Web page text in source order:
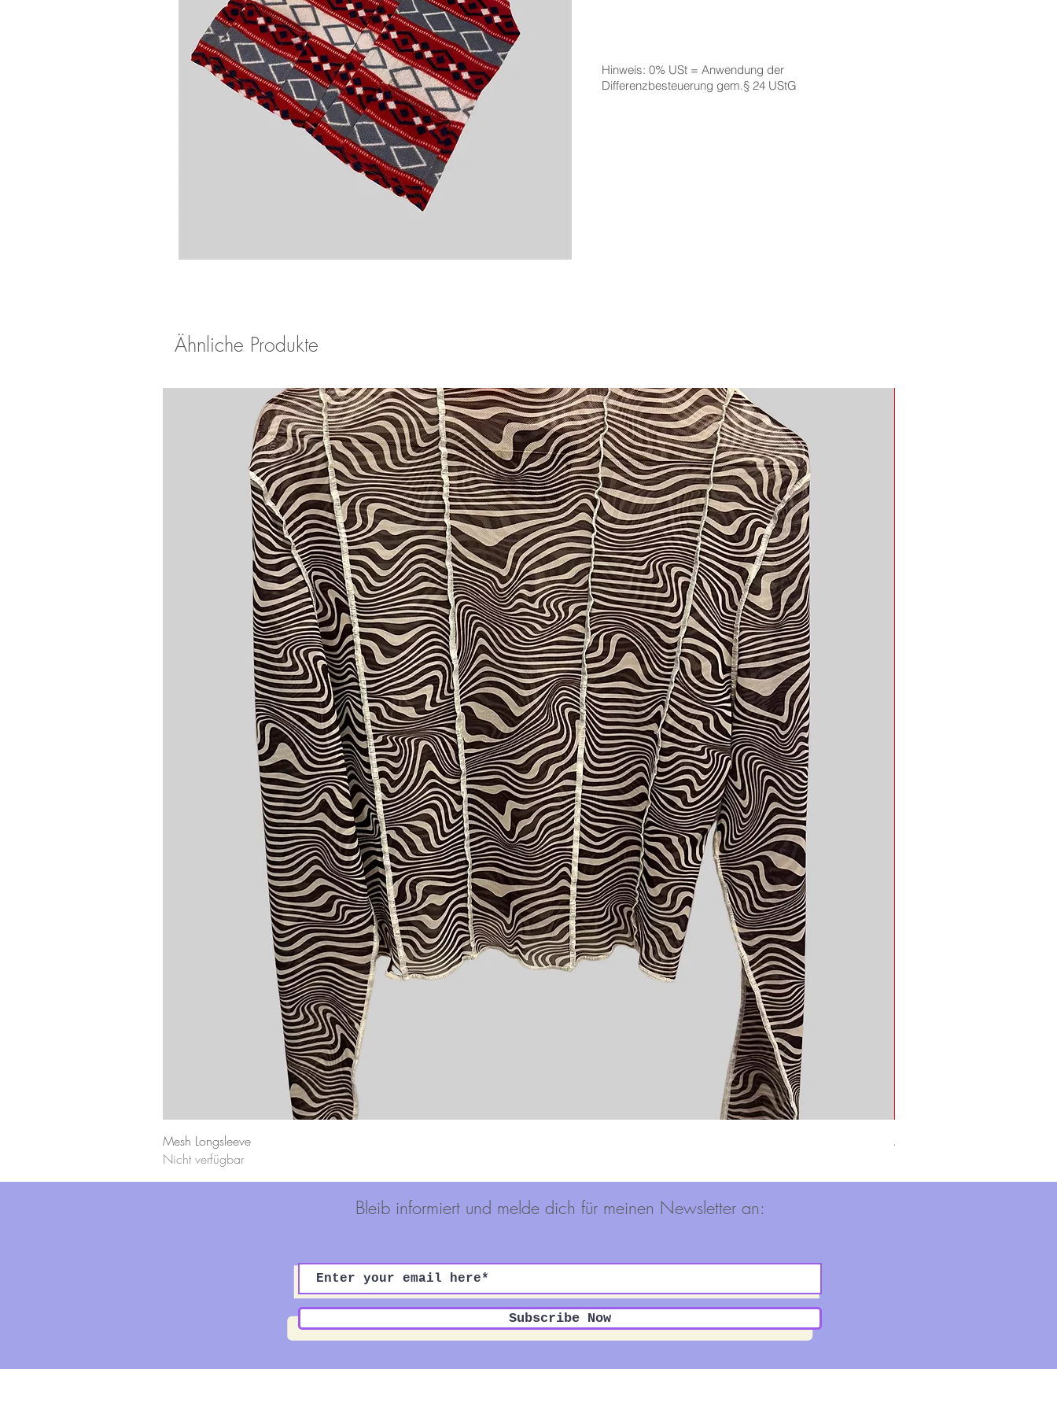
Hinweis: 0% USt = Anwendung der
Differenzbesteuerung gem.§ 24 UStG
Ähnliche Produkte
Mesh Longsleeve
Nicht verfügbar
Adidas Shirt
Bleib informiert und melde dich für meinen Newsletter an:
Subscribe Now